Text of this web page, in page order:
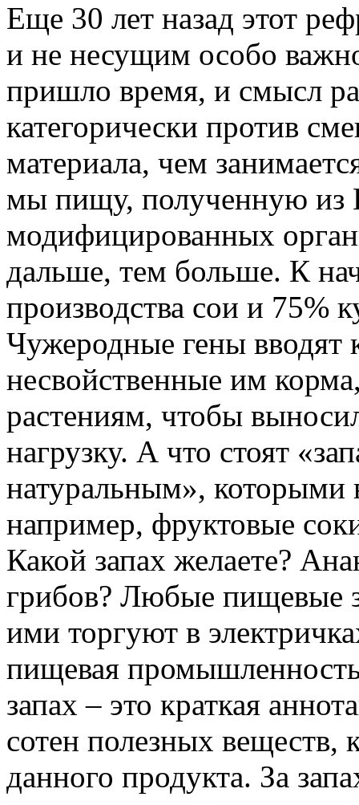
Еще 30 лет назад этот
и не несущим особо
пришло время, и смысл
категорически против
материала, чем
мы пищу, полученную из
модифицированных
дальше, тем больше. К
производства сои и 75%
Чужеродные гены вводят
несвойственные им
растениям, чтобы
нагрузку. А что стоят
натуральным», которыми
например, фруктовые
Какой запах желаете?
грибов? Любые пищевые
ими торгуют в
пищевая
запах – это краткая
сотен полезных веществ,
данного продукта. За